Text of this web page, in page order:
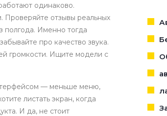
одинаково.
Проверяйте отзывы реальных
полгода. Именно тогда
про качество звука.
громкости. Ищите модели с
— меньше меню,
листать экран, когда
И да, не стоит